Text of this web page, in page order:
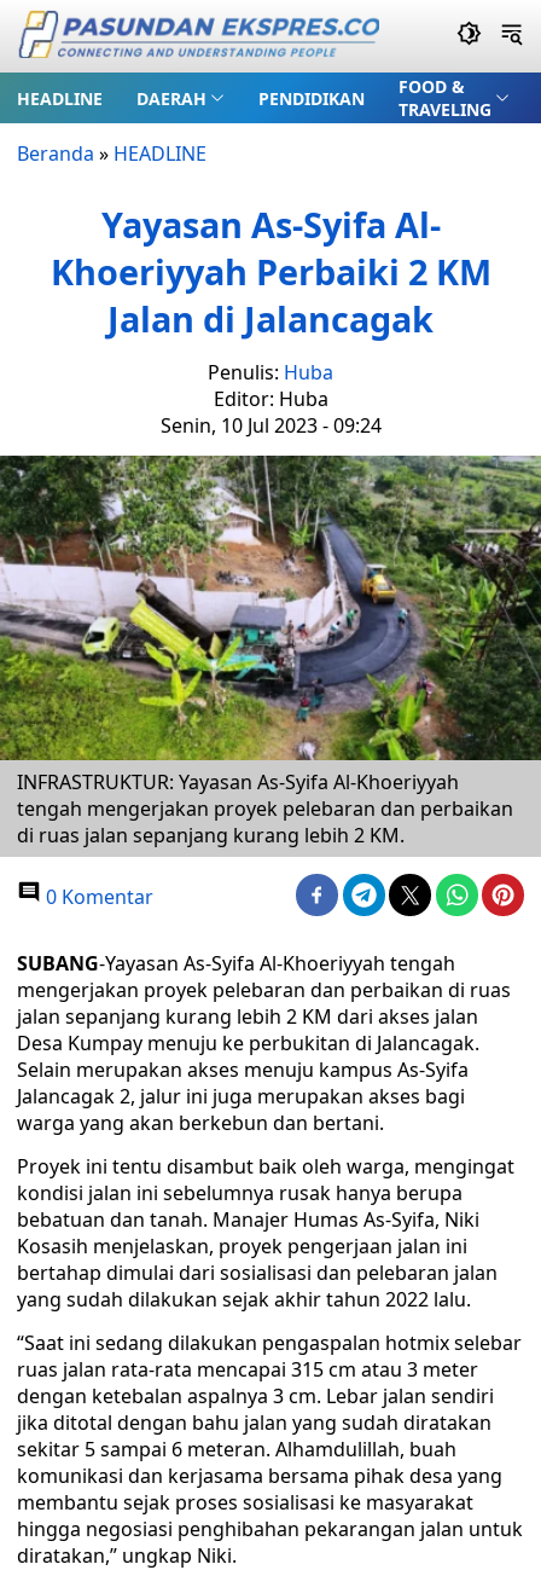
HEADLINE DAERAH PENDIDIKAN
FOOD &
TRAVELING
Beranda » HEADLINE
Yayasan As-Syifa Al-
Khoeriyyah Perbaiki 2 KM
Jalan di Jalancagak
Penulis: Huba
Editor: Huba
Senin, 10 Jul 2023 - 09:24
INFRASTRUKTUR: Yayasan As-Syifa Al-Khoeriyyah
tengah mengerjakan proyek pelebaran dan perbaikan
di ruas jalan sepanjang kurang lebih 2 KM.
0 Komentar
SUBANG-Yayasan As-Syifa Al-Khoeriyyah tengah
mengerjakan proyek pelebaran dan perbaikan di ruas
jalan sepanjang kurang lebih 2 KM dari akses jalan
Desa Kumpay menuju ke perbukitan di Jalancagak.
Selain merupakan akses menuju kampus As-Syifa
Jalancagak 2, jalur ini juga merupakan akses bagi
warga yang akan berkebun dan bertani.
Proyek ini tentu disambut baik oleh warga, mengingat
kondisi jalan ini sebelumnya rusak hanya berupa
bebatuan dan tanah. Manajer Humas As-Syifa, Niki
Kosasih menjelaskan, proyek pengerjaan jalan ini
bertahap dimulai dari sosialisasi dan pelebaran jalan
yang sudah dilakukan sejak akhir tahun 2022 lalu.
“Saat ini sedang dilakukan pengaspalan hotmix selebar
ruas jalan rata-rata mencapai 315 cm atau 3 meter
dengan ketebalan aspalnya 3 cm. Lebar jalan sendiri
jika ditotal dengan bahu jalan yang sudah diratakan
sekitar 5 sampai 6 meteran. Alhamdulillah, buah
komunikasi dan kerjasama bersama pihak desa yang
membantu sejak proses sosialisasi ke masyarakat
hingga negosiasi penghibahan pekarangan jalan untuk
diratakan,” ungkap Niki.